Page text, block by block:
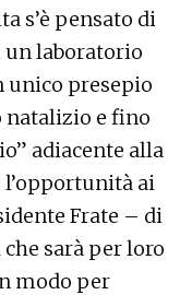
s’è pensato di
un laboratorio
unico presepio
natalizio e fino
adiacente alla
l’opportunità ai
Frate – di
sarà per loro
modo per